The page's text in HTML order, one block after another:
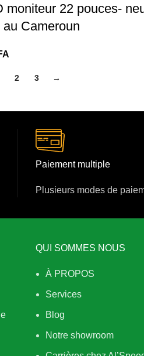
moniteur 22 pouces-
Cameroun
2 3 →
Paiement multiple
Plusieurs modes de
QUI SOMMES NOUS
À PROPOS
Services
Blog
Notre showroom